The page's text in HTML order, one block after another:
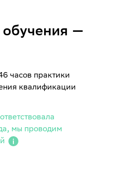
—
часов практики
квалификации
мы проводим